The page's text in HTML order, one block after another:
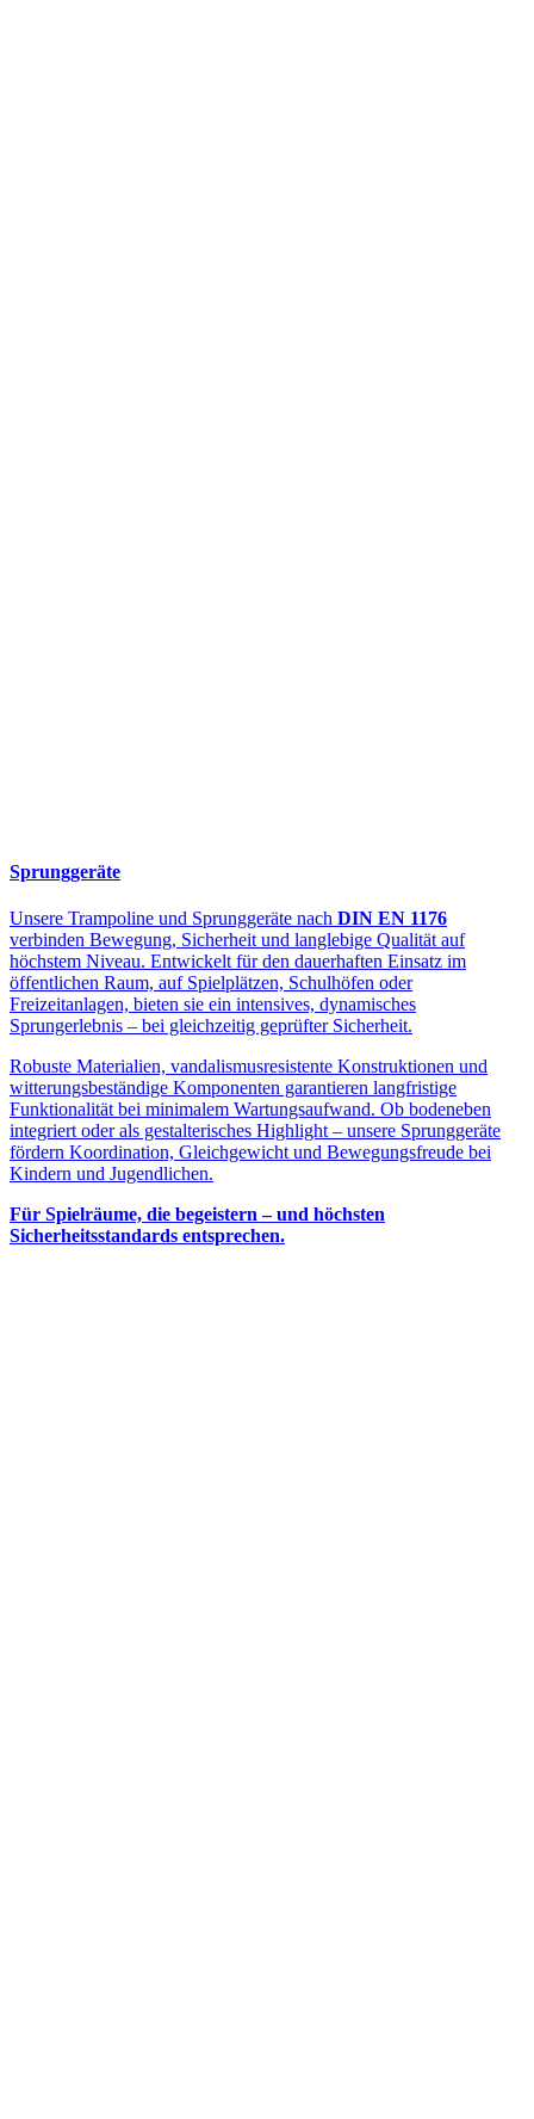
Sprunggeräte
Unsere Trampoline und Sprunggeräte nach DIN EN 1176
verbinden Bewegung, Sicherheit und langlebige Qualität auf
höchstem Niveau. Entwickelt für den dauerhaften Einsatz im
öffentlichen Raum, auf Spielplätzen, Schulhöfen oder
Freizeitanlagen, bieten sie ein intensives, dynamisches
Sprungerlebnis – bei gleichzeitig geprüfter Sicherheit.
Robuste Materialien, vandalismusresistente Konstruktionen und
witterungsbeständige Komponenten garantieren langfristige
Funktionalität bei minimalem Wartungsaufwand. Ob bodeneben
integriert oder als gestalterisches Highlight – unsere Sprunggeräte
fördern Koordination, Gleichgewicht und Bewegungsfreude bei
Kindern und Jugendlichen.
Für Spielräume, die begeistern – und höchsten
Sicherheitsstandards entsprechen.